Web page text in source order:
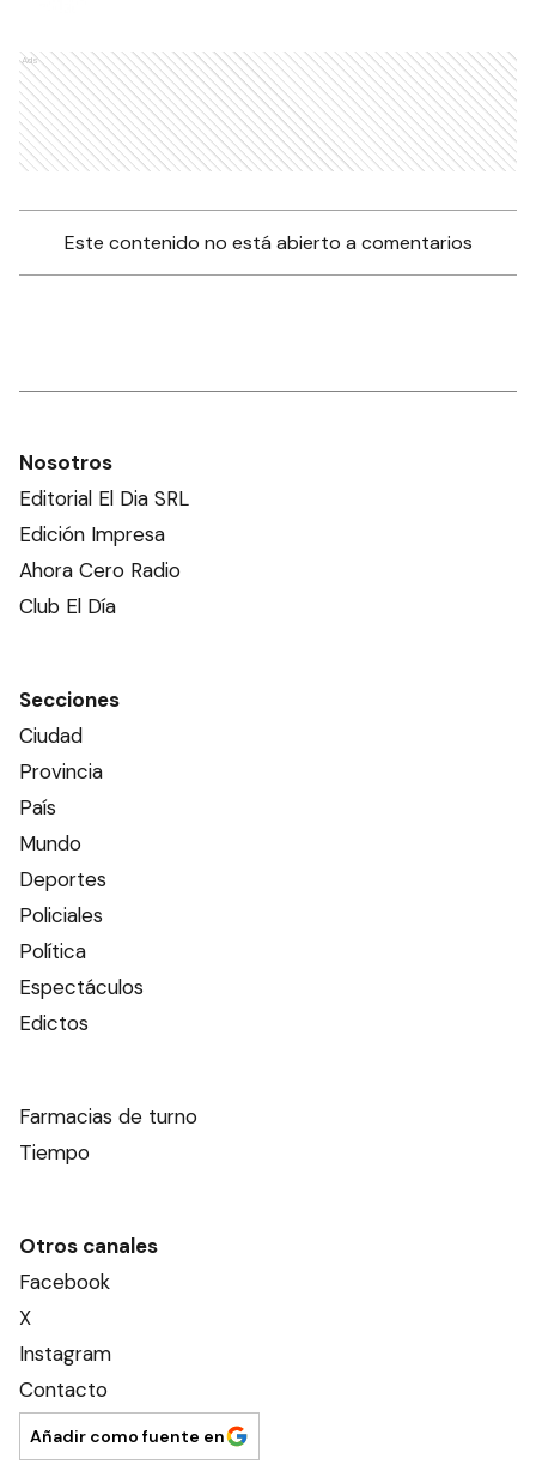
Ads
Este contenido no está abierto a comentarios
Nosotros
Editorial El Dia SRL
Edición Impresa
Ahora Cero Radio
Club El Día
Secciones
Ciudad
Provincia
País
Mundo
Deportes
Policiales
Política
Espectáculos
Edictos
Farmacias de turno
Tiempo
Otros canales
Facebook
X
Instagram
Contacto
Añadir como fuente en